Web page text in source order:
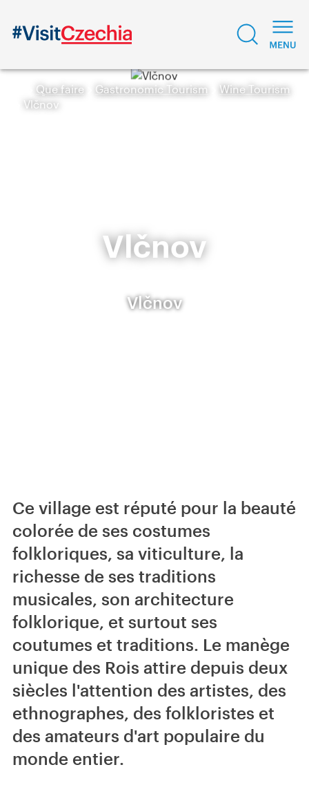
Que faire Gastronomic Tourism
Wine Tourism
Vlčnov
Vlčnov
Vlčnov
Ce village est réputé pour la beauté
colorée de ses costumes
folkloriques, sa viticulture, la
richesse de ses traditions
musicales, son architecture
folklorique, et surtout ses
coutumes et traditions. Le manège
unique des Rois attire depuis deux
siècles l'attention des artistes, des
ethnographes, des folkloristes et
des amateurs d'art populaire du
monde entier.